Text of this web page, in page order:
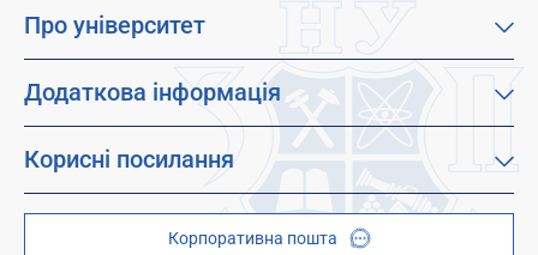
Про університет
Місія, візія та цінності
Факультети
Студентам
Додаткова інформація
Дистанційне навчання
Дитячо-юнацький науковий університет (ДЮНУ)
Відокремлені структурні підрозділи
Корисні посилання
Стипендії і гранти
Корпоративна пошта